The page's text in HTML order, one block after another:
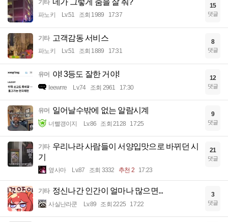
기타 네가 그렇게 춤을 잘 춰?
파노키 Lv.51 조회 1989 17:37
15
댓글
기타 고객감동 서비스
파노키 Lv.51 조회 1889 17:31
8
댓글
유머 야! 3등도 잘한 거야!
Ieewrre Lv.74 조회 2961 17:30
12
댓글
유머 일어날수밖에 없는 알람시계
너빨갱이지 Lv.86 조회 2128 17:25
9
댓글
기타 우리나라 사람들이 서양입맛으로 바뀌던 시
기
옆사마 Lv.87 조회 3332 추천 2 17:23
21
댓글
기타 정신나간 인간이 얼마나 많으면...
사실난라쿤 Lv.89 조회 2225 17:22
3
댓글